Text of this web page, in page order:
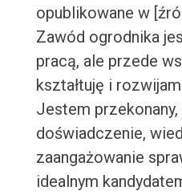
opublikowane w
Zawód ogrodnika
pracą, ale przede
kształtuję i
Jestem
doświadczenie,
zaangażowanie
idealnym